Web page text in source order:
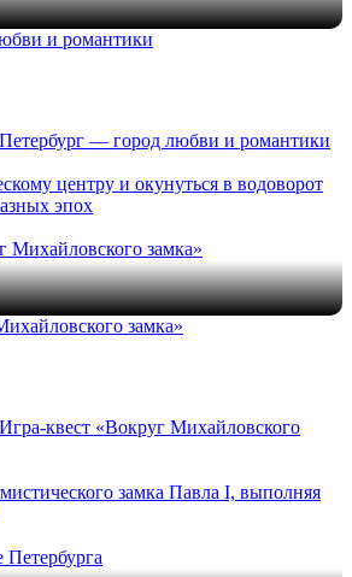
и романтики
центру и окунуться в водоворот
эпох
замка»
замка Павла I, выполняя